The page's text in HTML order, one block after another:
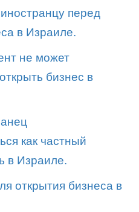
перед
в Израиле.
не может
бизнес в
как частный
в Израиле.
открытия бизнеса в